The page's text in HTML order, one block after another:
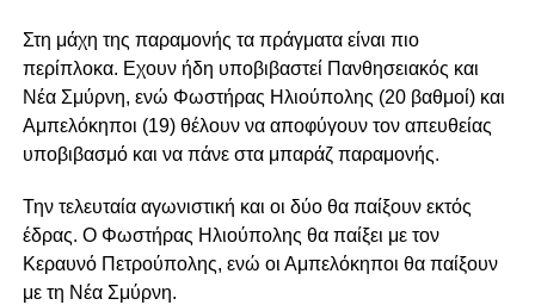
Στη μάχη της παραμονής τα πράγματα είναι πιο
περίπλοκα. Εχουν ήδη υποβιβαστεί Πανθησειακός και
Νέα Σμύρνη, ενώ Φωστήρας Ηλιούπολης (20 βαθμοί) και
Αμπελόκηποι (19) θέλουν να αποφύγουν τον απευθείας
υποβιβασμό και να πάνε στα μπαράζ παραμονής.
Την τελευταία αγωνιστική και οι δύο θα παίξουν εκτός
έδρας. Ο Φωστήρας Ηλιούπολης θα παίξει με τον
Κεραυνό Πετρούπολης, ενώ οι Αμπελόκηποι θα παίξουν
με τη Νέα Σμύρνη.